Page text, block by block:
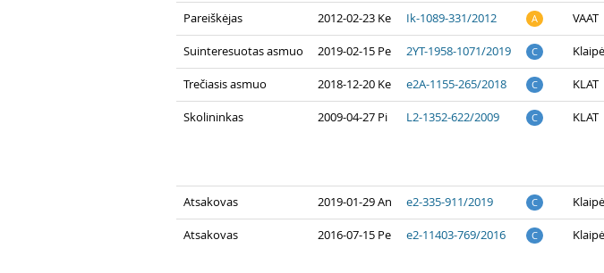
Pareiškėjas 2012-02-23 Ke Ik-1089-331/2012 A VAAT
Suinteresuotas asmuo 2019-02-15 Pe 2YT-1958-1071/2019 C
Trečiasis asmuo 2018-12-20 Ke e2A-1155-265/2018 C KLAT
Skolininkas 2009-04-27 Pi L2-1352-622/2009 C KLAT
Atsakovas 2019-01-29 An e2-335-911/2019 C
Atsakovas 2016-07-15 Pe e2-11403-769/2016 C